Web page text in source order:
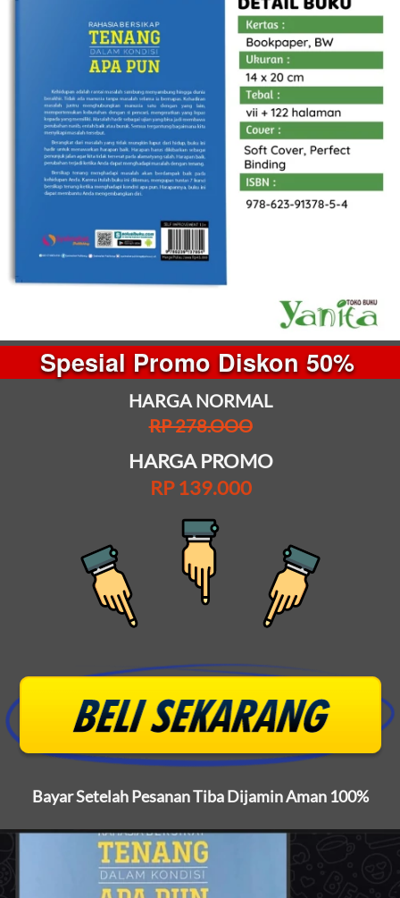
Spesial Promo Diskon 50%
HARGA NORMAL
RP 278.OOO
HARGA PROMO
RP 139.000
Bayar Setelah Pesanan Tiba Dijamin Aman 100%